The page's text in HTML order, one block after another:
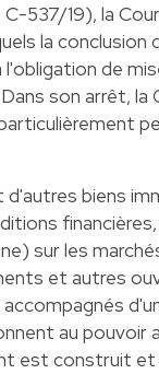
537/19), la
la
de
son arrêt, la
biens
sur les
et autres
au pouvoir
est construit et